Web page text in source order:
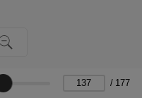
/ 177